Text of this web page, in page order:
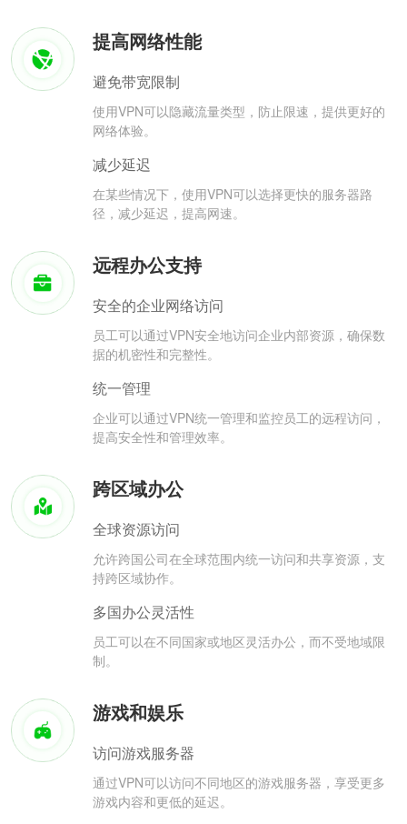
提高网络性能
避免带宽限制
使用VPN可以隐藏流量类型，防止限速，提供更好的
网络体验。
减少延迟
在某些情况下，使用VPN可以选择更快的服务器路
径，减少延迟，提高网速。
远程办公支持
安全的企业网络访问
员工可以通过VPN安全地访问企业内部资源，确保数
据的机密性和完整性。
统一管理
企业可以通过VPN统一管理和监控员工的远程访问，
提高安全性和管理效率。
跨区域办公
全球资源访问
允许跨国公司在全球范围内统一访问和共享资源，支
持跨区域协作。
多国办公灵活性
员工可以在不同国家或地区灵活办公，而不受地域限
制。
游戏和娱乐
访问游戏服务器
通过VPN可以访问不同地区的游戏服务器，享受更多
游戏内容和更低的延迟。